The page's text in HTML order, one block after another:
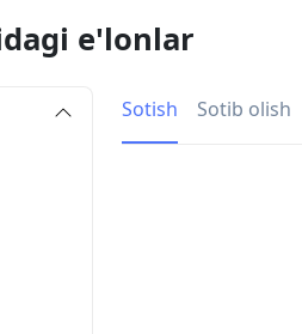
e'lonlar
Sotish Sotib olish